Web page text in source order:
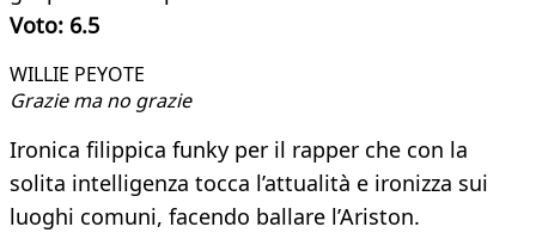
Voto: 6.5
WILLIE PEYOTE
Grazie ma no grazie
Ironica filippica funky per il rapper che con la
solita intelligenza tocca l’attualità e ironizza sui
luoghi comuni, facendo ballare l’Ariston.